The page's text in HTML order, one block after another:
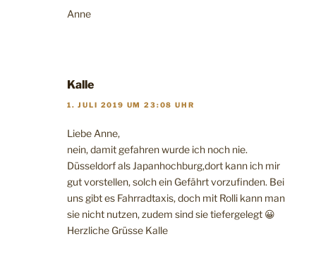
Anne
Kalle
1. JULI 2019 UM 23:08 UHR
Liebe Anne,
nein, damit gefahren wurde ich noch nie.
Düsseldorf als Japanhochburg,dort kann ich mir
gut vorstellen, solch ein Gefährt vorzufinden. Bei
uns gibt es Fahrradtaxis, doch mit Rolli kann man
sie nicht nutzen, zudem sind sie tiefergelegt 😀
Herzliche Grüsse Kalle